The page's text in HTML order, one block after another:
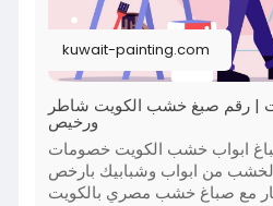
kuwait-painting.com
| رقم صبغ خشب الكويت شاطر
ورخيص
ابواب خشب الكويت خصومات
من ابواب وشبابيك بارخص